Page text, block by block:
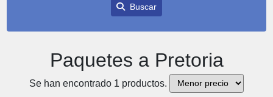
Buscar
Paquetes a Pretoria
Se han encontrado 1 productos.